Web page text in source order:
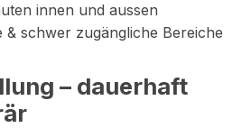
innen und aussen
& schwer zugängliche Bereiche
– dauerhaft